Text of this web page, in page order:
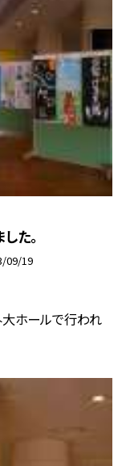
た。
09/19
大ホールで行われ